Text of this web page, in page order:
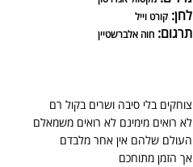
לחן: קורט וייל
תרגום: חוה אלברשטיין
צוחקים בלי סיבה ושרים בקול רם
לא רואים מימינם לא רואים משמאלם
העולם שלהם אין אחר מלבדם
אך הזמן מתוחכם